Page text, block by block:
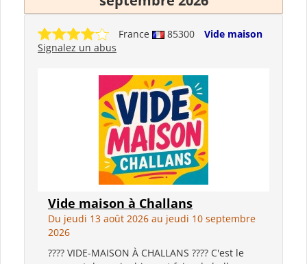
France 85300
Vide maison
Signalez un abus
Vide maison à Challans
Du jeudi 13 août 2026 au jeudi 10 septembre
2026
???? VIDE-MAISON À CHALLANS ???? C'est le